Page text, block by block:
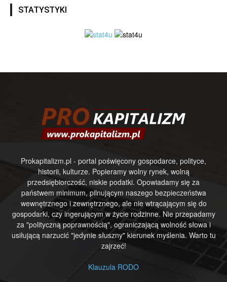
STATYSTYKI
Prokapitalizm.pl - portal poświęcony gospodarce, polityce,
historii, kulturze. Popieramy wolny rynek, wolną
przedsiębiorczość, niskie podatki. Opowiadamy się za
państwem minimum, pilnującym naszego bezpieczeństwa
wewnętrznego i zewnętrznego, ale nie wtrącającym się do
gospodarki, czy ingerującym w życie rodzinne. Nie przepadamy
za "polityczną poprawnością", ograniczającą wolność słowa i
usiłującą narzucić "jedynie słuszny" kierunek myślenia. Warto tu
zajrzeć!
Klauzula RODO